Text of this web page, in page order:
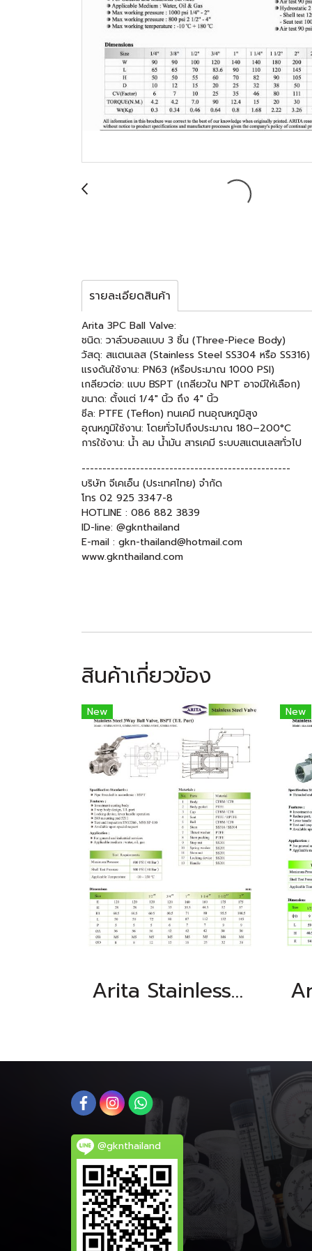
รายละเอียดสินค้า
Arita 3PC Ball Valve:
ชนิด: วาล์วบอลแบบ 3 ชิ้น (Three-Piece Body)
วัสดุ: สแตนเลส (Stainless Steel SS304 หรือ SS316)
แรงดันใช้งาน: PN63 (หรือประมาณ 1000 PSI)
เกลียวต่อ: แบบ BSPT (เกลียวใน NPT อาจมีให้เลือก)
ขนาด: ตั้งแต่ 1/4" นิ้ว ถึง 4" นิ้ว
ซีล: PTFE (Teflon) ทนเคมี ทนอุณหภูมิสูง
อุณหภูมิใช้งาน: โดยทั่วไปถึงประมาณ 180–200°C
การใช้งาน: น้ำ ลม น้ำมัน สารเคมี ระบบสแตนเลสทั่วไป
--------------------------------------------------
บริษัท จีเคเอ็น (ประเทศไทย) จำกัด
โทร 02 925 3347-8
HOTLINE : 086 882 3839
ID-line: @gknthailand
E-mail : gkn-thailand@hotmail.com
www.gknthailand.com
สินค้าเกี่ยวข้อง
New
Arita Stainless Steel 3 Way Ball Valve, BSPT (T Port, L Port)
New
@gknthailand